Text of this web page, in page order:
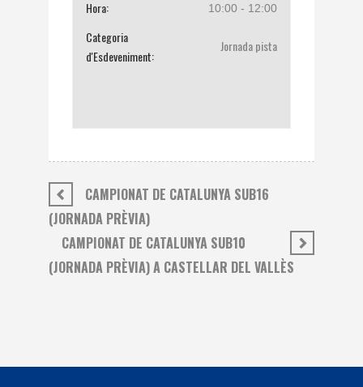
Hora: 10:00 - 12:00
Categoria
d'Esdeveniment:
Jornada pista
CAMPIONAT DE CATALUNYA SUB16
(JORNADA PRÈVIA)
CAMPIONAT DE CATALUNYA SUB10
(JORNADA PRÈVIA) A CASTELLAR DEL VALLÈS